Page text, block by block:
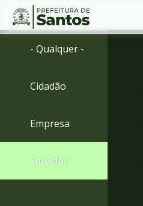
Ir
menu
para
Conteúdo
- Qualquer -
Cidadão
Empresa
Servidor